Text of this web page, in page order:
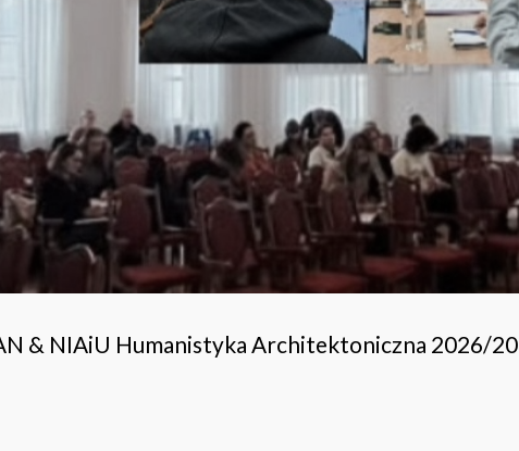
& NIAiU Humanistyka Architektoniczna 2026/